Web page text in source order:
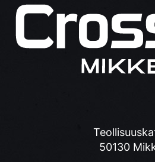
50130